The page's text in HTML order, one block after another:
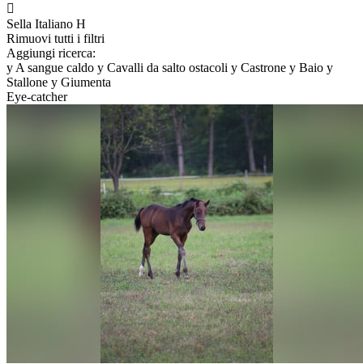

Sella Italiano H
Rimuovi tutti i filtri
Aggiungi ricerca:
y A sangue caldo y Cavalli da salto ostacoli y Castrone y Baio y
Stallone y Giumenta
Eye-catcher